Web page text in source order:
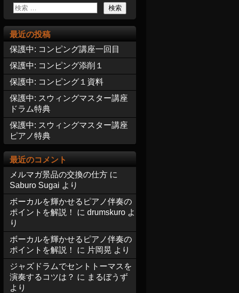
最近の投稿
保護中: コンピング講座一回目
保護中: コンピング添削１
保護中: コンピング１資料
保護中: スウィングマスター講座
ドラム特典
保護中: スウィングマスター講座
ピアノ特典
最近のコメント
メルマガ景品の交換の仕方 に
Saburo Sugai より
ボーカルを輝かせるピアノ伴奏の
ポイントを解説！
に drumskuro よ
り
ボーカルを輝かせるピアノ伴奏の
ポイントを解説！
に 片岡晃 より
ジャズドラムでセントトーマスを
演奏するコツは？ に まるぼうず
より